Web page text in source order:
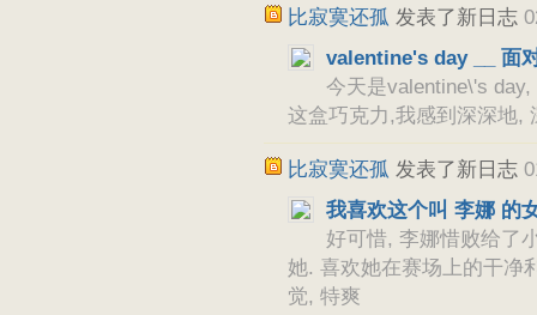
比寂寞还孤 发表了新日志
valentine's day __ 面
今天是valentine\'s
这盒巧克力,我感到深深
比寂寞还孤 发表了新日志
我喜欢这个叫 李娜 的
好可惜, 李娜惜败给了
她. 喜欢她在赛场上的干净
觉, 特爽